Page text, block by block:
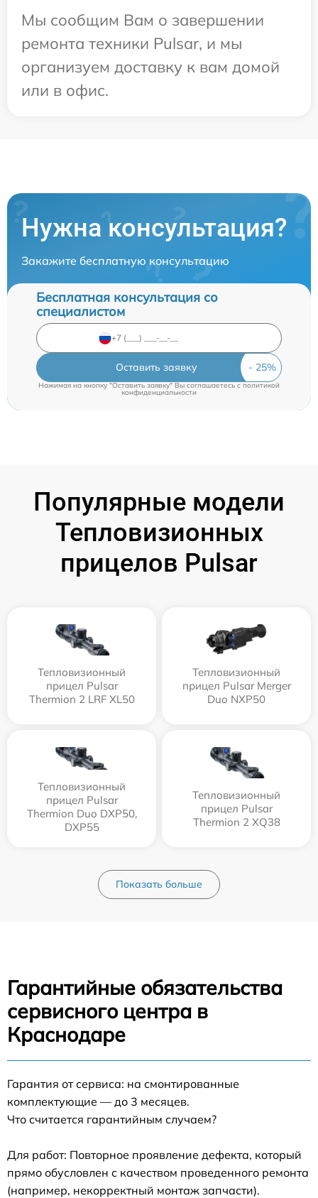
Мы сообщим Вам о завершении
ремонта техники Pulsar, и мы
организуем доставку к вам домой
или в офис.
Нужна консультация?
Закажите бесплатную консультацию
Бесплатная консультация со
специалистом
Оставить заявку
Нажимая на кнопку "Оставить заявку" Вы соглашаетесь cполитикой
конфиденциальности
Популярные модели
Тепловизионных
прицелов Pulsar
Тепловизионный
прицел Pulsar
Thermion 2 LRF XL50
Тепловизионный
прицел Pulsar Merger
Duo NXP50
Тепловизионный
прицел Pulsar
Thermion Duo DXP50,
DXP55
Тепловизионный
прицел Pulsar
Thermion 2 XQ38
Показать больше
Гарантийные обязательства
сервисного центра в
Краснодаре
Гарантия от сервиса: на смонтированные
комплектующие — до 3 месяцев.
Что считается гарантийным случаем?
Для работ: Повторное проявление дефекта, который
прямо обусловлен с качеством проведенного ремонта
(например, некорректный монтаж запчасти).